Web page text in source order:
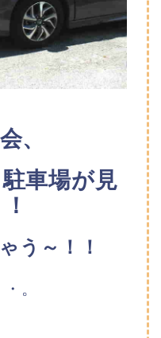
、
車場が見
う～！！
。